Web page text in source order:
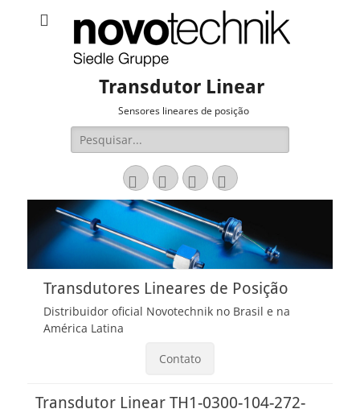
Transdutor Linear
Sensores lineares de posição
Pesquisar
por:
EmailLinkedIn
Website
Fone
Transdutores Lineares de Posição
Distribuidor oficial Novotechnik no Brasil e na
América Latina
Contato
Transdutor Linear TH1-0300-104-272-